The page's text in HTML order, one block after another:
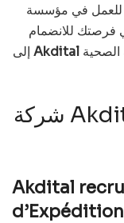
للعمل في مؤسسة
فرصتك للانضمام
Akdital
شركة Akdital تعلن عن حملة توظيف
Akdital